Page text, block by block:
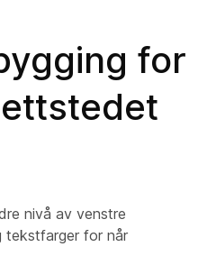
for
nivå av venstre
tekstfarger for når